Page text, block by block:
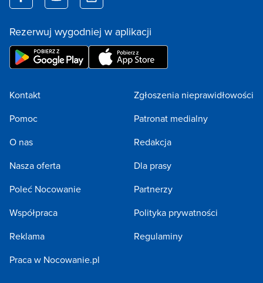
Rezerwuj wygodniej w aplikacji
Kontakt
Pomoc
O nas
Nasza oferta
Poleć Nocowanie
Współpraca
Reklama
Praca w Nocowanie.pl
Zgłoszenia nieprawidłowości
Patronat medialny
Redakcja
Dla prasy
Partnerzy
Polityka prywatności
Regulaminy